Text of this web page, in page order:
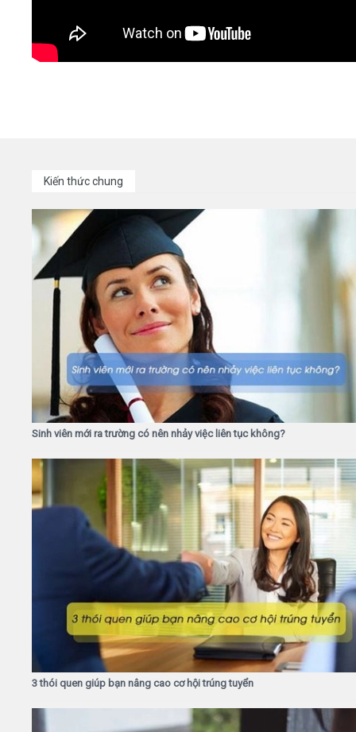
Kiến thức chung
Sinh viên mới ra trường có nên nhảy việc liên tục không?
3 thói quen giúp bạn nâng cao cơ hội trúng tuyển